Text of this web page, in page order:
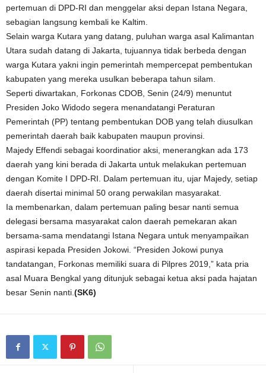
pertemuan di DPD-RI dan menggelar aksi depan Istana Negara,
sebagian langsung kembali ke Kaltim.
Selain warga Kutara yang datang, puluhan warga asal Kalimantan
Utara sudah datang di Jakarta, tujuannya tidak berbeda dengan
warga Kutara yakni ingin pemerintah mempercepat pembentukan
kabupaten yang mereka usulkan beberapa tahun silam.
Seperti diwartakan, Forkonas CDOB, Senin (24/9) menuntut
Presiden Joko Widodo segera menandatangi Peraturan
Pemerintah (PP) tentang pembentukan DOB yang telah diusulkan
pemerintah daerah baik kabupaten maupun provinsi.
Majedy Effendi sebagai koordinatior aksi, menerangkan ada 173
daerah yang kini berada di Jakarta untuk melakukan pertemuan
dengan Komite I DPD-RI. Dalam pertemuan itu, ujar Majedy, setiap
daerah disertai minimal 50 orang perwakilan masyarakat.
Ia membenarkan, dalam pertemuan paling besar nanti semua
delegasi bersama masyarakat calon daerah pemekaran akan
bersama-sama mendatangi Istana Negara untuk menyampaikan
aspirasi kepada Presiden Jokowi. “Presiden Jokowi punya
tandatangan, Forkonas memiliki suara di Pilpres 2019,” kata pria
asal Muara Bengkal yang ditunjuk sebagai ketua aksi pada hajatan
besar Senin nanti. (SK6)